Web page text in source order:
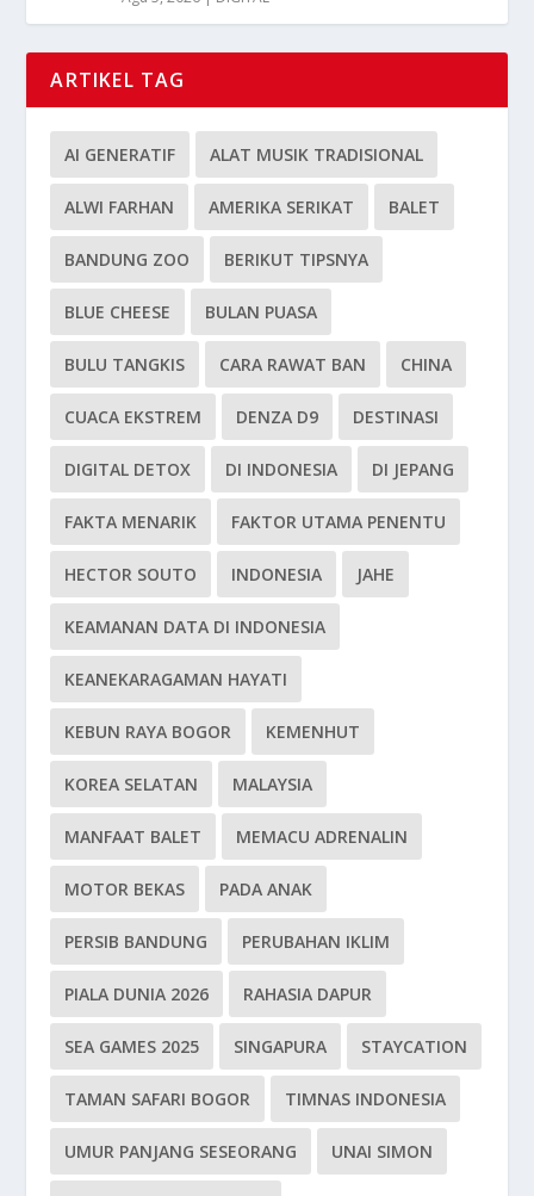
ARTIKEL TAG
AI GENERATIF ALAT MUSIK TRADISIONAL
ALWI FARHAN AMERIKA SERIKAT BALET
BANDUNG ZOO BERIKUT TIPSNYA
BLUE CHEESE BULAN PUASA
BULU TANGKIS CARA RAWAT BAN CHINA
CUACA EKSTREM DENZA D9 DESTINASI
DIGITAL DETOX DI INDONESIA DI JEPANG
FAKTA MENARIK FAKTOR UTAMA PENENTU
HECTOR SOUTO INDONESIA JAHE
KEAMANAN DATA DI INDONESIA
KEANEKARAGAMAN HAYATI
KEBUN RAYA BOGOR KEMENHUT
KOREA SELATAN MALAYSIA
MANFAAT BALET MEMACU ADRENALIN
MOTOR BEKAS PADA ANAK
PERSIB BANDUNG PERUBAHAN IKLIM
PIALA DUNIA 2026 RAHASIA DAPUR
SEA GAMES 2025 SINGAPURA STAYCATION
TAMAN SAFARI BOGOR TIMNAS INDONESIA
UMUR PANJANG SESEORANG UNAI SIMON